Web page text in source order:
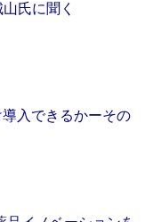
氏に聞く
入できるかーその